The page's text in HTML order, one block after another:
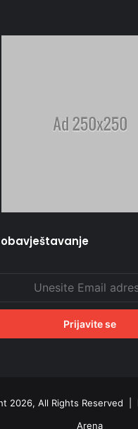
2026, All Rights Reserved |
Arena